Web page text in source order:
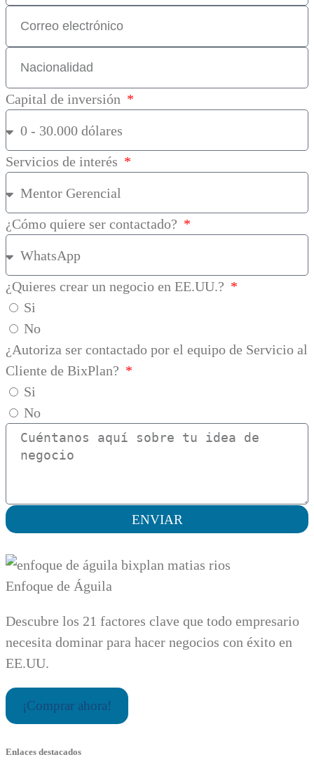
+1
Capital de inversión
Servicios de interés
¿Cómo quiere ser contactado?
¿Quieres crear un negocio en EE.UU.?
Si
No
¿Autoriza ser contactado por el equipo de Servicio al
Cliente de BixPlan?
Si
No
ENVIAR
Enfoque de Águila
Descubre los 21 factores clave que todo empresario
necesita dominar para hacer negocios con éxito en
EE.UU.
¡Comprar ahora!
Enlaces destacados